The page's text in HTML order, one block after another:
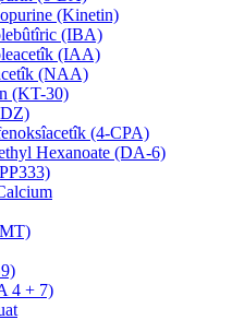
(Kinetin)
(IBA)
(IAA)
(NAA)
(KT-30)
(4-CPA)
Hexanoate (DA-6)
4 + 7)